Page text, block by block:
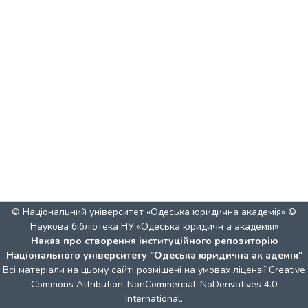
© Національний університет «Одеська юридична академія» ©
Наукова бібліотека НУ «Одеська юридичн а академія»
Наказ про створення інституційного репозиторію
Національного університету "Одеська юридична ак адемія"
Всі матеріали на цьому сайті розміщені на умовах ліцензії Creative
Commons Attribution-NonCommercial-NoDerivatives 4.0
International.